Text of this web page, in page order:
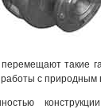
такие
с природным